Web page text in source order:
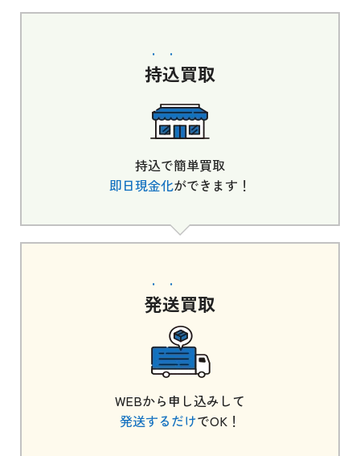
持込買取
持込で簡単買取
即日現金化ができます！
発送買取
WEBから申し込みして
発送するだけでOK！